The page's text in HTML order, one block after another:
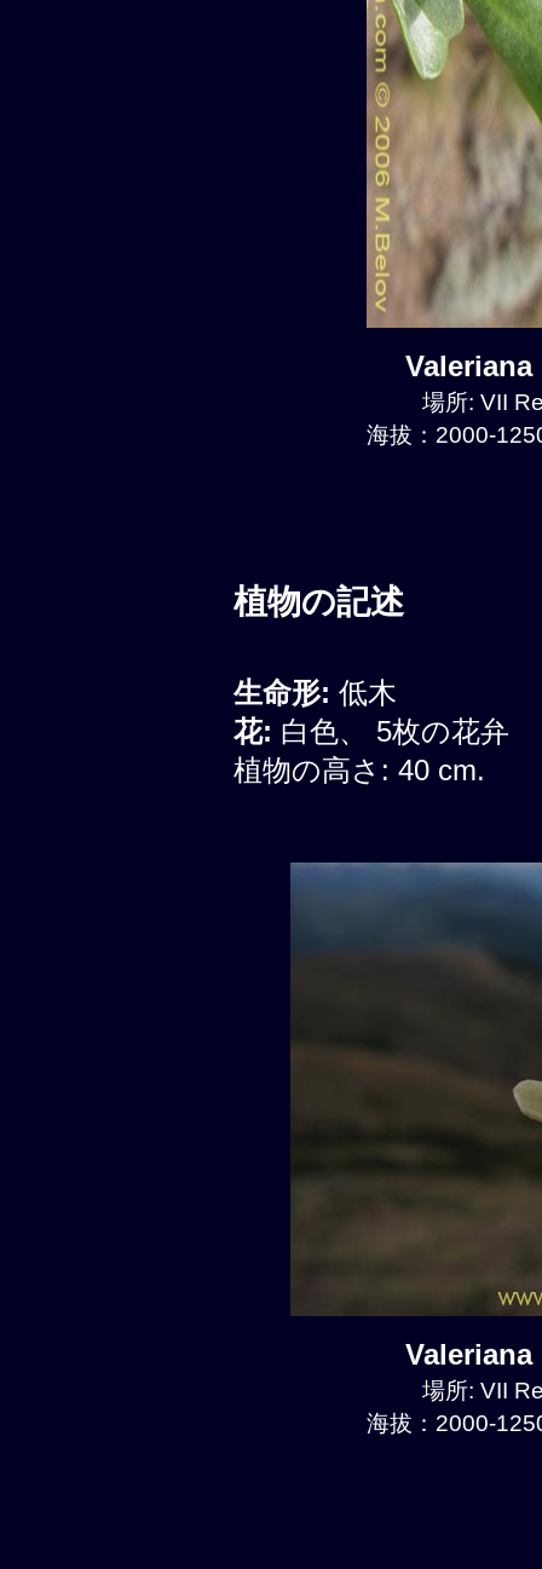
場所: VII
海拔：2000-
植物の記述
生命形: 低木
花: 白色、 5枚の花弁
植物の高さ: 40 cm.
場所: VII
海拔：2000-